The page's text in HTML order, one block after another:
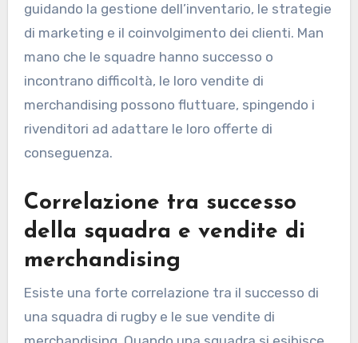
guidando la gestione dell’inventario, le strategie
di marketing e il coinvolgimento dei clienti. Man
mano che le squadre hanno successo o
incontrano difficoltà, le loro vendite di
merchandising possono fluttuare, spingendo i
rivenditori ad adattare le loro offerte di
conseguenza.
Correlazione tra successo
della squadra e vendite di
merchandising
Esiste una forte correlazione tra il successo di
una squadra di rugby e le sue vendite di